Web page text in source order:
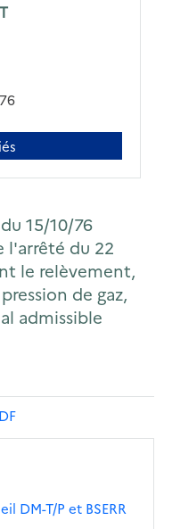
15/10/76
l'arrêté du 22
le relèvement,
de gaz,
admissible
DM-T/P et BSERR